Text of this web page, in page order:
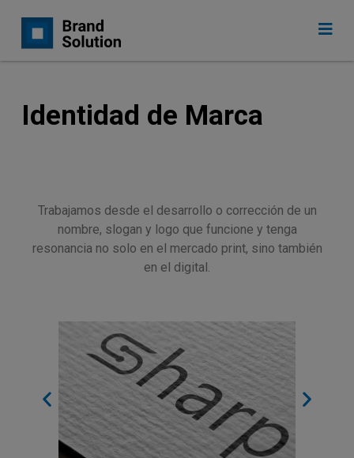
Identidad de Marca
Trabajamos desde el desarrollo o corrección de un
nombre, slogan y logo que funcione y tenga
resonancia no solo en el mercado print, sino también
en el digital.